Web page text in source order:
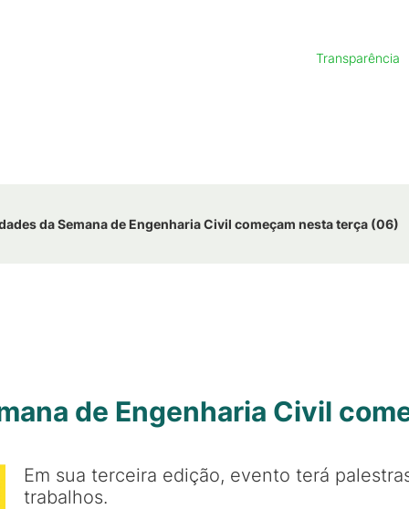
Transparência
da Semana de Engenharia Civil começam nesta terça (06)
de Engenharia Civil
Em sua terceira edição, evento terá
trabalhos.